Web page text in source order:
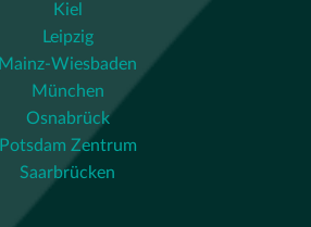
Kiel
Leipzig
Mainz-Wiesbaden
München
Osnabrück
Potsdam Zentrum
Saarbrücken